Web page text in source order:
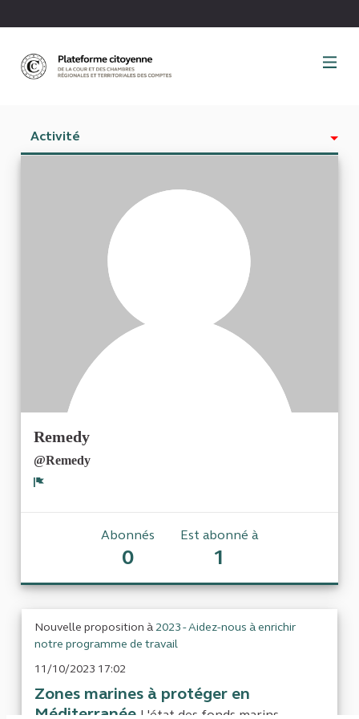
Activité
Remedy
@Remedy
Abonnés
0
Est abonné à
1
Nouvelle proposition à2023 - Aidez-nous à enrichir
notre programme de travail
11/10/2023 17:02
Zones marines à protéger en
Méditerranée L'état des fonds marins